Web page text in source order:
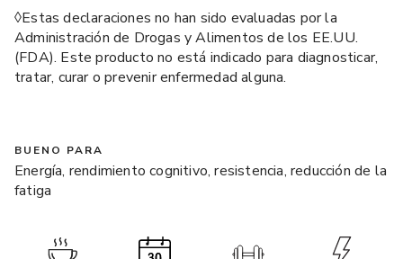
◊Estas declaraciones no han sido evaluadas por la
Administración de Drogas y Alimentos de los EE.UU.
(FDA). Este producto no está indicado para diagnosticar,
tratar, curar o prevenir enfermedad alguna.
BUENO PARA
Energía, rendimiento cognitivo, resistencia, reducción de la
fatiga